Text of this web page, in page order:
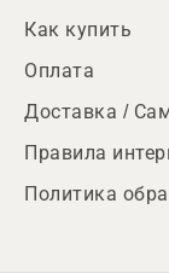
Как купить
Оплата
Доставка /
Правила
Политика